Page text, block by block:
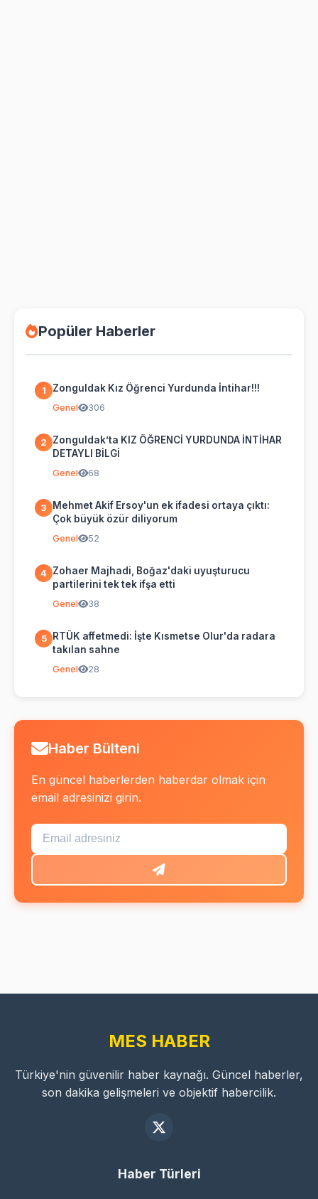
Popüler Haberler
1 Zonguldak Kız Öğrenci Yurdunda İntihar!!!
Genel 306
2
Zonguldak’ta KIZ ÖĞRENCİ YURDUNDA İNTİHAR
DETAYLI BİLGİ
Genel 68
3
Mehmet Akif Ersoy'un ek ifadesi ortaya çıktı:
Çok büyük özür diliyorum
Genel 52
4
Zohaer Majhadi, Boğaz'daki uyuşturucu
partilerini tek tek ifşa etti
Genel 38
5
RTÜK affetmedi: İşte Kısmetse Olur'da radara
takılan sahne
Genel 28
Haber Bülteni
En güncel haberlerden haberdar olmak için
email adresinizi girin.
MES HABER
Türkiye'nin güvenilir haber kaynağı. Güncel haberler,
son dakika gelişmeleri ve objektif habercilik.
Haber Türleri